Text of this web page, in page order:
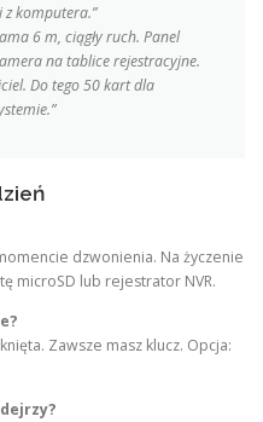
komputera.”
6 m, ciągły ruch. Panel
na tablice rejestracyjne.
Do tego 50 kart dla
dzwonienia. Na życzenie
microSD lub rejestrator NVR.
Zawsze masz klucz. Opcja: